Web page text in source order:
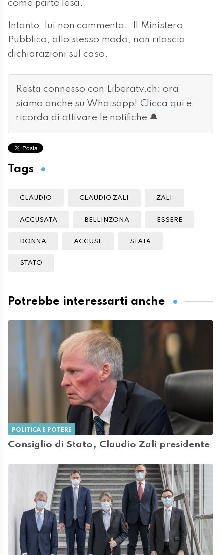
come parte lesa.
Intanto, lui non commenta. Il Ministero
Pubblico, allo stesso modo, non rilascia
dichiarazioni sul caso.
Resta connesso con Liberatv.ch: ora
siamo anche su Whatsapp! Clicca qui e
ricorda di attivare le notifiche 🔔
Tags
CLAUDIO CLAUDIO ZALI ZALI
ACCUSATA BELLINZONA ESSERE
DONNA ACCUSE STATA
STATO
Potrebbe interessarti anche
POLITICA E POTERE
Consiglio di Stato, Claudio Zali presidente